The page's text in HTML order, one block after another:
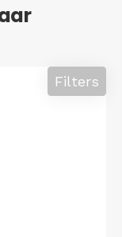
Filters